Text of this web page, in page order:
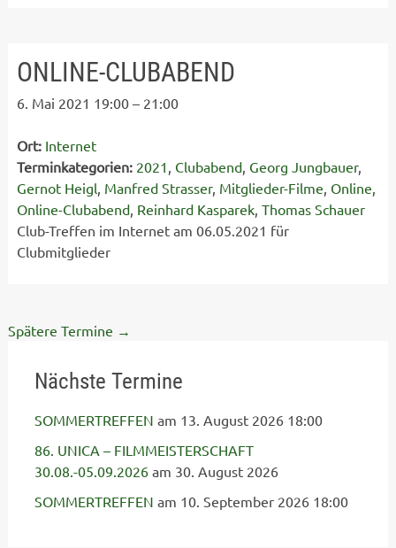
ONLINE-CLUBABEND
6. Mai 2021 19:00– 21:00
Ort: Internet
Terminkategorien: 2021 , Clubabend, Georg Jungbauer,
Gernot Heigl, Manfred Strasser, Mitglieder-Filme, Online,
Online-Clubabend, Reinhard Kasparek, Thomas Schauer
Club-Treffen im Internet am 06.05.2021 für
Clubmitglieder
Spätere Termine →
Nächste Termine
SOMMERTREFFEN am 13. August 2026 18:00
86. UNICA – FILMMEISTERSCHAFT
30.08.-05.09.2026am 30. August 2026
SOMMERTREFFEN am 10. September 2026 18:00